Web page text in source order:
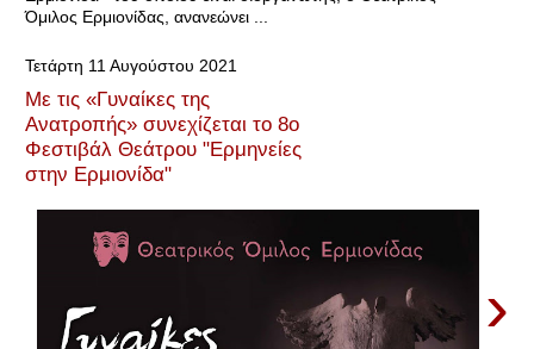
Όμιλος Ερμιονίδας, ανανεώνει ...
Τετάρτη 11 Αυγούστου 2021
Με τις «Γυναίκες της
Ανατροπής» συνεχίζεται το 8ο
Φεστιβάλ Θεάτρου "Ερμηνείες
στην Ερμιονίδα"
›